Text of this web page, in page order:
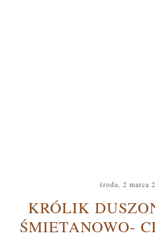
środa, 2 marca
KRÓLIK
ŚMIETANOWO-